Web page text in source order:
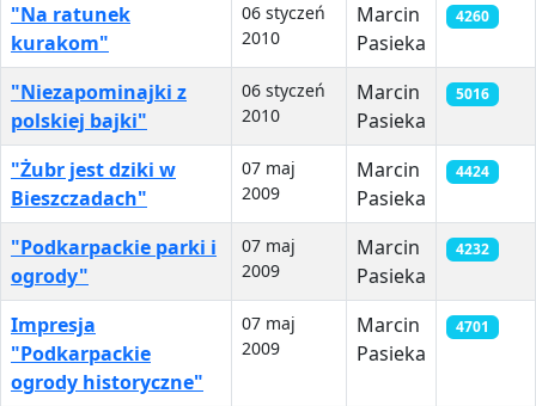
"Na ratunek
kurakom"
06 styczeń
2010
Marcin
Pasieka
4260
"Niezapominajki z
polskiej bajki"
06 styczeń
2010
Marcin
Pasieka
5016
"Żubr jest dziki w
Bieszczadach"
07 maj
2009
Marcin
Pasieka
4424
"Podkarpackie parki i
ogrody"
07 maj
2009
Marcin
Pasieka
4232
Impresja
"Podkarpackie
ogrody historyczne"
07 maj
2009
Marcin
Pasieka
4701